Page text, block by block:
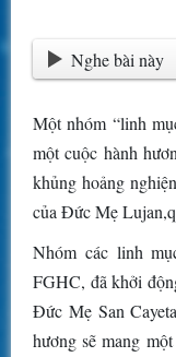
Nghe bài này
Một nhóm “linh
một cuộc hành
khủng hoảng
của Đức Mẹ
Nhóm các linh
FGHC, đã khởi
Đức Mẹ San
hương sẽ mang